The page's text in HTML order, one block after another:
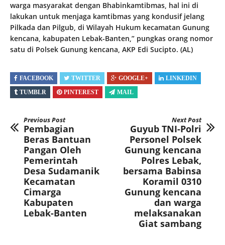
warga masyarakat dengan Bhabinkamtibmas, hal ini di
lakukan untuk menjaga kamtibmas yang kondusif jelang
Pilkada dan Pilgub, di Wilayah Hukum kecamatan Gunung
kencana, kabupaten Lebak-Banten,” pungkas orang nomor
satu di Polsek Gunung kencana, AKP Edi Sucipto. (AL)
FACEBOOK TWITTER GOOGLE+
LINKEDIN
TUMBLR
PINTEREST MAIL
Previous Post
Pembagian
Beras Bantuan
Pangan Oleh
Pemerintah
Desa Sudamanik
Kecamatan
Cimarga
Kabupaten
Lebak-Banten
Next Post
Guyub TNI-Polri
Personel Polsek
Gunung kencana
Polres Lebak,
bersama Babinsa
Koramil 0310
Gunung kencana
dan warga
melaksanakan
Giat sambang